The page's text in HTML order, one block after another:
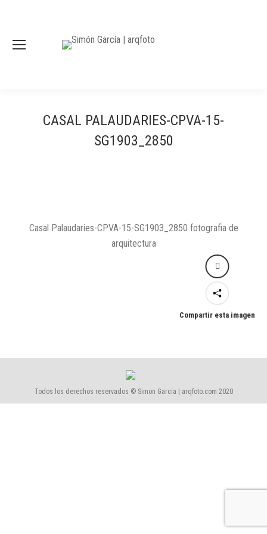
CASAL PALAUDARIES-CPVA-15-
SG1903_2850
Casal Palaudaries-CPVA-15-SG1903_2850 fotografia de
arquitectura
Compartir esta imagen
Todos los derechos reservados © Simon Garcia | arqfoto.com 2020